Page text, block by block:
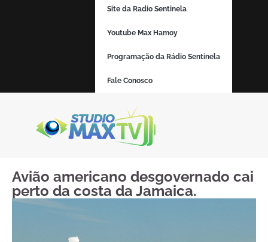
Site da Radio Sentinela
Youtube Max Hamoy
Programação da Rádio Sentinela
Fale Conosco
Avião americano desgovernado cai
perto da costa da Jamaica.